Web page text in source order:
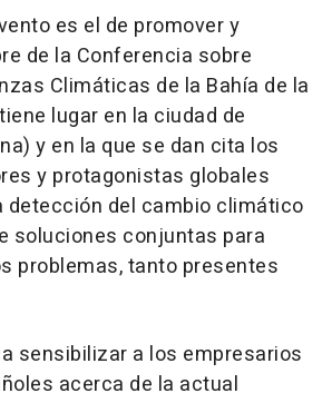
es el de promover y
de la Conferencia sobre
Climáticas de la Bahía de la
lugar en la ciudad de
y en la que se dan cita los
y protagonistas globales
detección del cambio climático
soluciones conjuntas para
problemas, tanto presentes
sensibilizar a los empresarios
acerca de la actual